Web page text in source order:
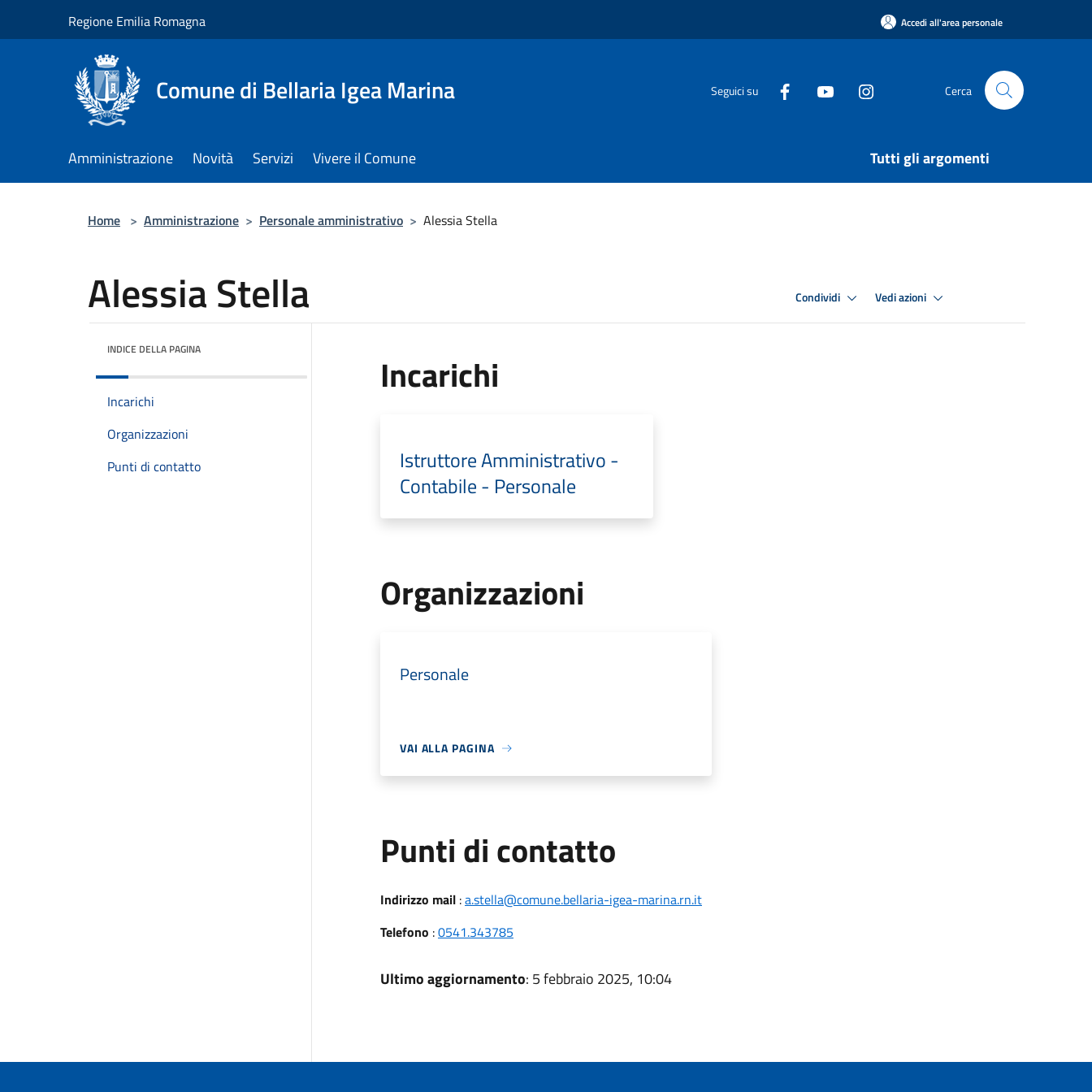
Regione Emilia Romagna Accedi all'area personale
Comune di Bellaria Igea Marina Seguici su Cerca
Amministrazione Novità Servizi Vivere il Comune Tutti gli argomenti
Home > Amministrazione > Personale amministrativo > Alessia Stella
Alessia Stella Condividi Vedi azioni
INDICE DELLA PAGINA
Incarichi
Organizzazioni
Punti di contatto
Incarichi
Istruttore Amministrativo -
Contabile - Personale
Organizzazioni
Personale
VAI ALLA PAGINA
Punti di contatto
Indirizzo mail:a.stella@comune.bellaria-igea-marina.rn.it
Telefono :0541.343785
Ultimo aggiornamento: 5 febbraio 2025, 10:04